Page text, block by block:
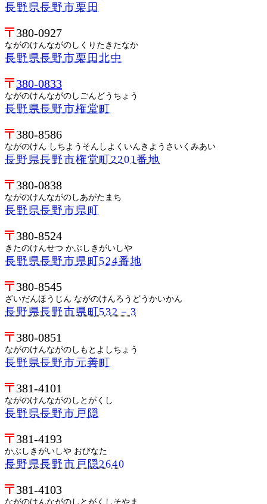
長野県長野市栗田
380-0927
ながのけんながのしくりたきたなか
長野県長野市栗田北中
380-0833
ながのけんながのしごんどうちょう
長野県長野市権堂町
380-8586
ながのけん しちようそんしよくいんきようさいくみあい
長野県長野市権堂町2201番地
380-0838
ながのけんながのしあがたまち
長野県長野市県町
380-8524
きたのけんせつ かぶしきがいしや
長野県長野市県町524番地
380-8545
ざいだんほうじん ながのけんろうどうかいかん
長野県長野市県町532－3
380-0851
ながのけんながのしもとよしちょう
長野県長野市元善町
381-4101
ながのけんながのしとがくし
長野県長野市戸隠
381-4193
かぶしきがいしや おびなた
長野県長野市戸隠2640
381-4103
ながのけんながのしとがくしそやま